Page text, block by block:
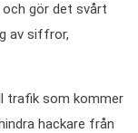
gör det svårt
av siffror,
trafik som kommer
hackare från